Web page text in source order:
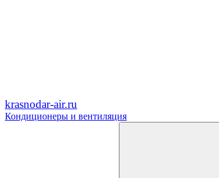
krasnodar-air.ru
Кондиционеры и вентиляция